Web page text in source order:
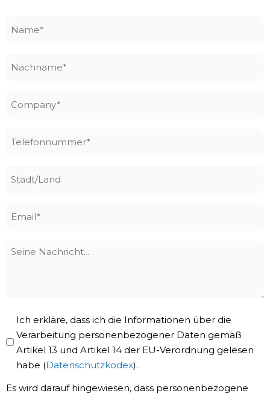
Seine
Privacy
Policy
Ich erkläre, dass ich die Informationen über die
Verarbeitung personenbezogener Daten gemäß
Artikel 13 und Artikel 14 der EU-Verordnung gelesen
habe (Datenschutzkodex).
Es wird darauf hingewiesen, dass personenbezogene